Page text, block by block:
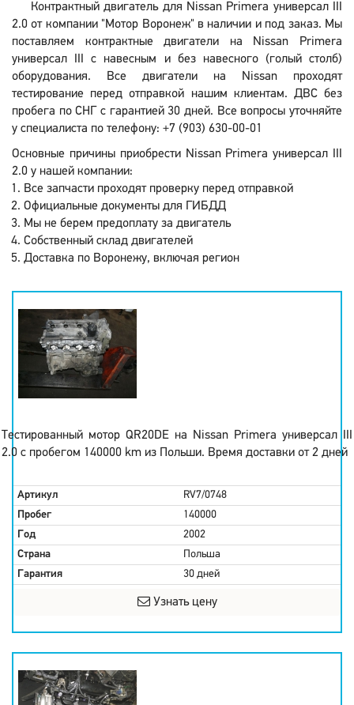
Контрактный двигатель для Nissan Primera универсал III
2.0 от компании "Мотор Воронеж" в наличии и под заказ. Мы
поставляем контрактные двигатели на Nissan Primera
универсал III с навесным и без навесного (голый столб)
оборудования. Все двигатели на Nissan проходят
тестирование перед отправкой нашим клиентам. ДВС без
пробега по СНГ с гарантией 30 дней. Все вопросы уточняйте
у специалиста по телефону: +7 (903) 630-00-01
Основные причины приобрести Nissan Primera универсал III
2.0 у нашей компании:
Все запчасти проходят проверку перед отправкой
Официальные документы для ГИБДД
Мы не берем предоплату за двигатель
Собственный склад двигателей
Доставка по Воронежу, включая регион
Тестированный мотор QR20DE на Nissan Primera универсал III
2.0 с пробегом 140000 km из Польши. Время доставки от 2 дней
Артикул
RV7/0748
Пробег
140000
Год
2002
Страна
Польша
Гарантия
30 дней
Узнать цену